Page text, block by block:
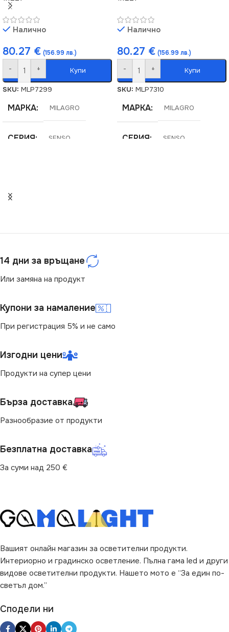
Налично
80.27 € (156.99 лв.)
- + Купи
SKU: MLP7299
МАРКА MILAGRO
СЕРИЯ SENSO
220V
СТЕПЕН НА ЗАЩИТА
IP20
БРОЙ ФАСУНГИ 1
Налично
80.27 € (156.99 лв.)
- + Купи
SKU: MLP7310
МАРКА MILAGRO
СЕРИЯ SENSO
14 дни за връщане
Или замяна на продукт
Купони за намаление
При регистрация 5% и не само
Изгодни цени
Продукти на супер цени
Бърза доставка
Разнообразие от продукти
Безплатна доставка
За суми над 250 €
Вашият онлайн магазин за осветителни продукти.
Интериорно и градинско осветление. Пълна гама led и други
видове осветителни продукти. Нашето мото е “За един по-
светъл дом.”
Сподели ни